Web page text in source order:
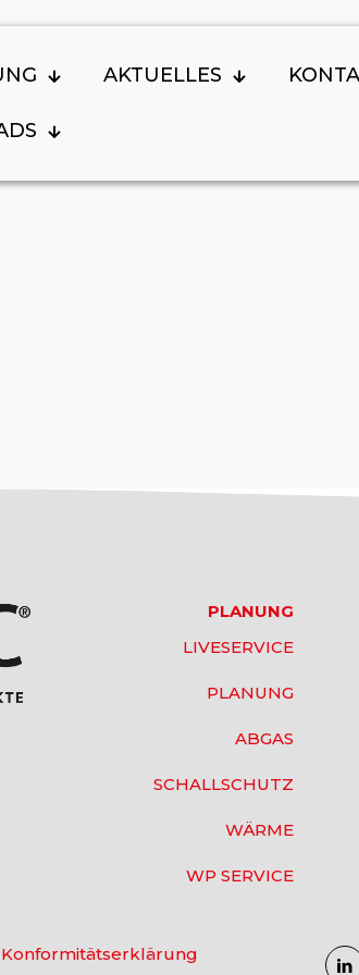
AKTUELLES
PLANUNG
LIVESERVICE
PLANUNG
ABGAS
SCHALLSCHUTZ
WÄRME
WP SERVICE
Konformitätserklärung